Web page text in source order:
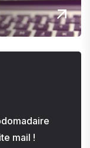
mail !